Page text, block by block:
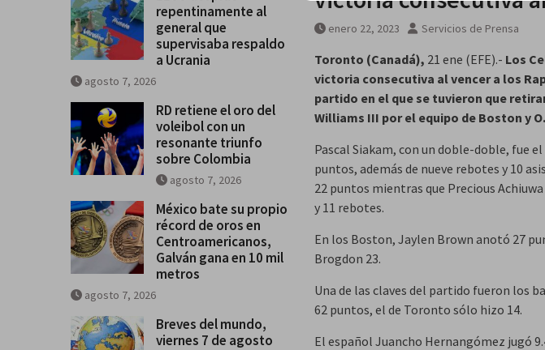
enero 22, 2023 Servicios de Prensa
Toronto (Canadá), 21 ene (EFE).- Los
victoria consecutiva al vencer a los
partido en el que se tuvieron que
Williams III por el equipo de Boston y
Pascal Siakam, con un doble-doble, fue
puntos, además de nueve rebotes y 10
22 puntos mientras que Precious
y 11 rebotes.
En los Boston, Jaylen Brown anotó 27
Brogdon 23.
Una de las claves del partido fueron los
62 puntos, el de Toronto sólo hizo 14.
El español Juancho Hernangómez jugó
repentinamente al
general que
supervisaba respaldo
a Ucrania
agosto 7, 2026
RD retiene el oro del
voleibol con un
resonante triunfo
sobre Colombia
agosto 7, 2026
México bate su propio
récord de oros en
Centroamericanos,
Galván gana en 10 mil
metros
agosto 7, 2026
Breves del mundo,
viernes 7 de agosto